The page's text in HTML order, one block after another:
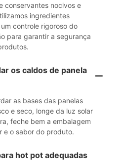
conservantes nocivos e
ingredientes
controle rigoroso do
para garantir a segurança
os caldos de panela
as bases das panelas
e seco, longe da luz solar
feche bem a embalagem
e o sabor do produto.
hot pot adequadas